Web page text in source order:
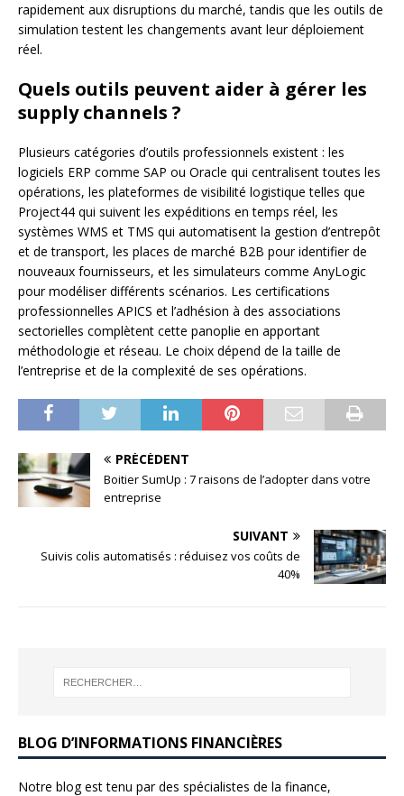
rapidement aux disruptions du marché, tandis que les outils de
simulation testent les changements avant leur déploiement
réel.
Quels outils peuvent aider à gérer les
supply channels ?
Plusieurs catégories d’outils professionnels existent : les
logiciels ERP comme SAP ou Oracle qui centralisent toutes les
opérations, les plateformes de visibilité logistique telles que
Project44 qui suivent les expéditions en temps réel, les
systèmes WMS et TMS qui automatisent la gestion d’entrepôt
et de transport, les places de marché B2B pour identifier de
nouveaux fournisseurs, et les simulateurs comme AnyLogic
pour modéliser différents scénarios. Les certifications
professionnelles APICS et l’adhésion à des associations
sectorielles complètent cette panoplie en apportant
méthodologie et réseau. Le choix dépend de la taille de
l’entreprise et de la complexité de ses opérations.
PRÉCÉDENT
Boitier SumUp : 7 raisons de l’adopter dans votre
entreprise
SUIVANT
Suivis colis automatisés : réduisez vos coûts de
40%
BLOG D’INFORMATIONS FINANCIÈRES
Notre blog est tenu par des spécialistes de la finance,